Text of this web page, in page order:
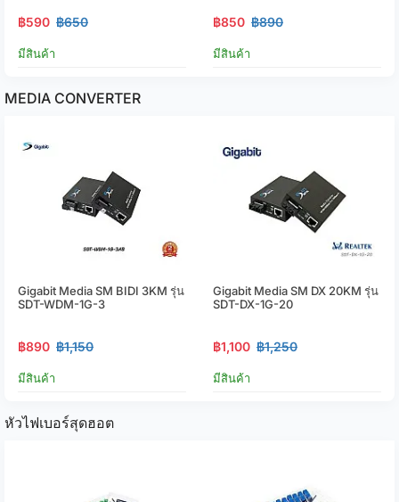
฿590 ฿650
มีสินค้า
฿850 ฿890
มีสินค้า
MEDIA CONVERTER
Gigabit Media SM BIDI 3KM รุ่น
SDT-WDM-1G-3
฿890 ฿1,150
มีสินค้า
Gigabit Media SM DX 20KM รุ่น
SDT-DX-1G-20
฿1,100 ฿1,250
มีสินค้า
หัวไฟเบอร์สุดฮอต